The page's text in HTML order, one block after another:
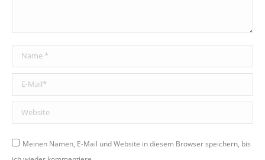
Name *
E-Mail *
Website
Meinen Namen, E-Mail und Website in diesem Browser speichern, bis